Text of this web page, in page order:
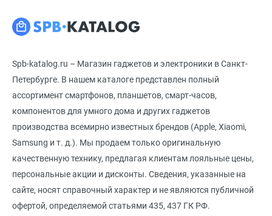
Spb-katalog.ru – Магазин гаджетов и электроники в Санкт-
Петербурге. В нашем каталоге представлен полный
ассортимент смартфонов, планшетов, смарт-часов,
компонентов для умного дома и других гаджетов
производства всемирно известных брендов (Apple, Xiaomi,
Samsung и т. д.). Мы продаем только оригинальную
качественную технику, предлагая клиентам лояльные цены,
персональные акции и дисконты. Сведения, указанные на
сайте, носят справочный характер и не являются публичной
офертой, определяемой статьями 435, 437 ГК РФ.